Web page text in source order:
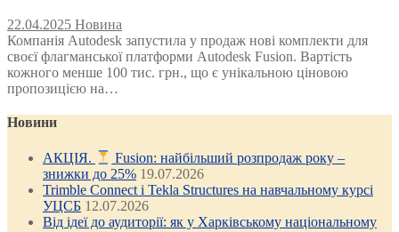
22.04.2025 Новина
Компанія Autodesk запустила у продаж нові комплекти для
своєї флагманської платформи Autodesk Fusion. Вартість
кожного менше 100 тис. грн., що є унікальною ціновою
пропозицією на…
Новини
АКЦІЯ.
Fusion: найбільший розпродаж року –
знижки до 25% 19.07.2026
Trimble Connect і Tekla Structures на навчальному курсі
УЦСБ 12.07.2026
Від ідеї до аудиторії: як у Харківському національному